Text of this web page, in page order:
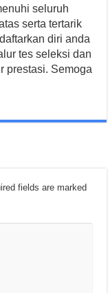
seluruh
serta tertarik
diri anda
tes seleksi dan
prestasi. Semoga
fields are marked